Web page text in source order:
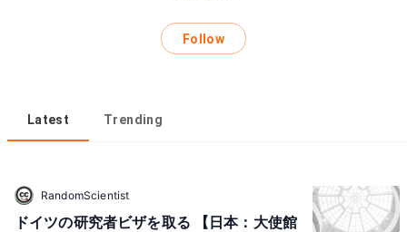
Follow
Latest Trending
RandomScientist
ドイツの研究者ビザを取る 【日本：大使館